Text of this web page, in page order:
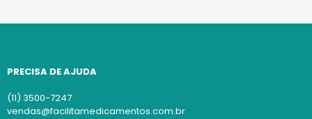
PRECISA DE AJUDA
(11) 3500-7247
vendas@facilitamedicamentos.com.br